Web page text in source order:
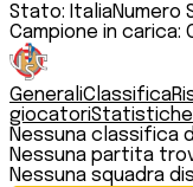
Stato: ItaliaNumero
Campione in carica:
GeneraliClassifica
giocatori
Nessuna classifica
Nessuna partita
Nessuna squadra